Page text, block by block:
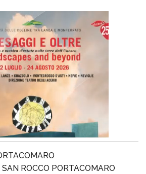
SAN ROCCO PORTACOMARO